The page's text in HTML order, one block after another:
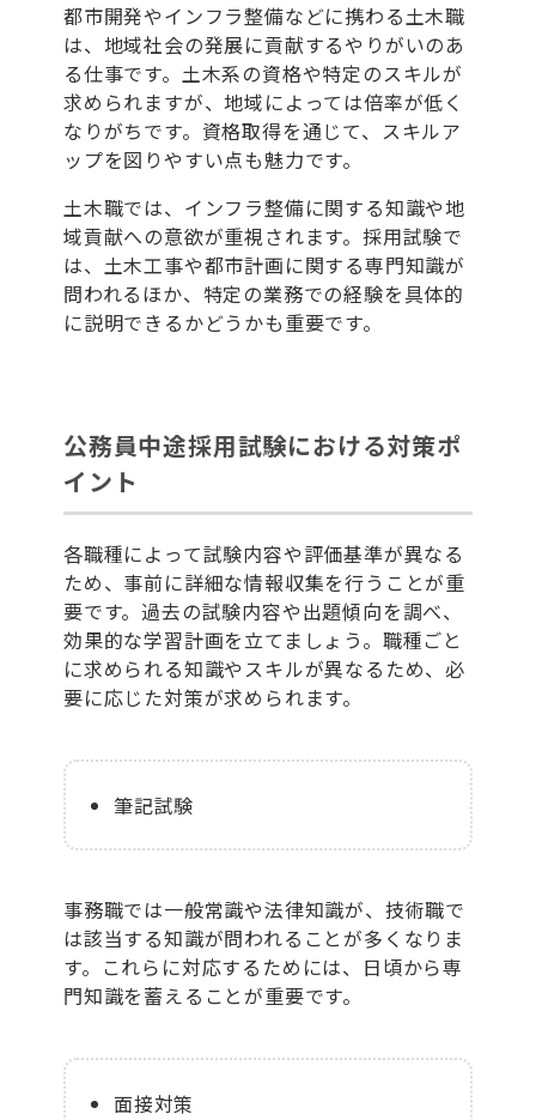
都市開発やインフラ整備などに携わる土木職
は、地域社会の発展に貢献するやりがいのあ
る仕事です。土木系の資格や特定のスキルが
求められますが、地域によっては倍率が低く
なりがちです。資格取得を通じて、スキルア
ップを図りやすい点も魅力です。
土木職では、インフラ整備に関する知識や地
域貢献への意欲が重視されます。採用試験で
は、土木工事や都市計画に関する専門知識が
問われるほか、特定の業務での経験を具体的
に説明できるかどうかも重要です。
公務員中途採用試験における対策ポ
イント
各職種によって試験内容や評価基準が異なる
ため、事前に詳細な情報収集を行うことが重
要です。過去の試験内容や出題傾向を調べ、
効果的な学習計画を立てましょう。職種ごと
に求められる知識やスキルが異なるため、必
要に応じた対策が求められます。
筆記試験
事務職では一般常識や法律知識が、技術職で
は該当する知識が問われることが多くなりま
す。これらに対応するためには、日頃から専
門知識を蓄えることが重要です。
面接対策